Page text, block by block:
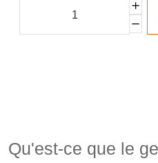
Qu'est-ce que le